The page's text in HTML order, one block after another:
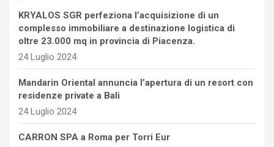
KRYALOS SGR perfeziona l’acquisizione di un
complesso immobiliare a destinazione logistica di
oltre 23.000 mq in provincia di Piacenza.
24 Luglio 2024
Mandarin Oriental annuncia l’apertura di un resort con
residenze private a Bali
24 Luglio 2024
CARRON SPA a Roma per Torri Eur